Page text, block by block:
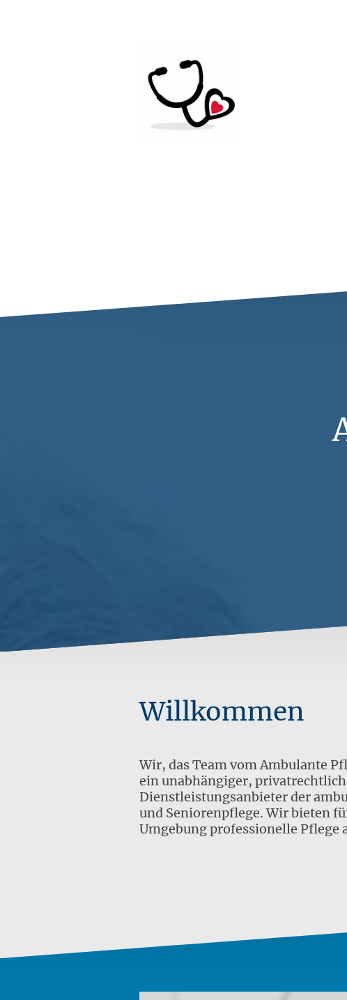
Willkommen
Wir, das Team vom Ambulante
ein unabhängiger,
Dienstleistungsanbieter der
und Seniorenpflege. Wir bieten
Umgebung professionelle Pflege